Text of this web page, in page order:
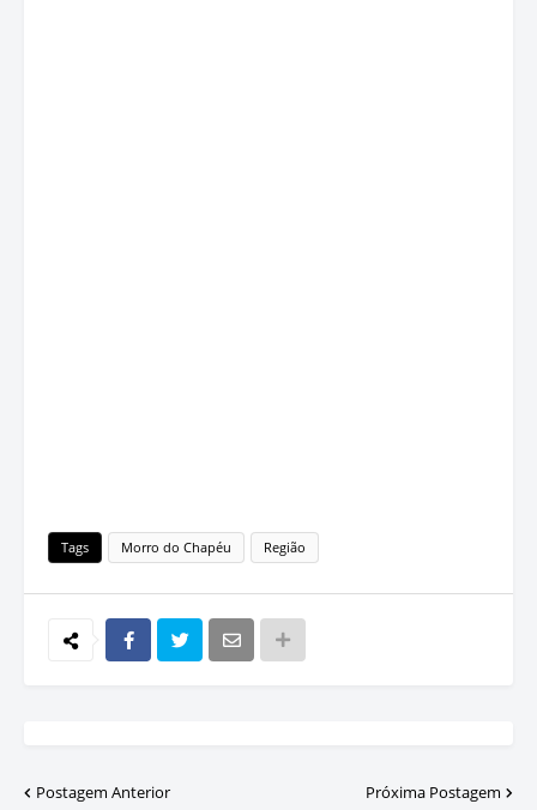
Tags Morro do Chapéu Região
Postagem Anterior Próxima Postagem